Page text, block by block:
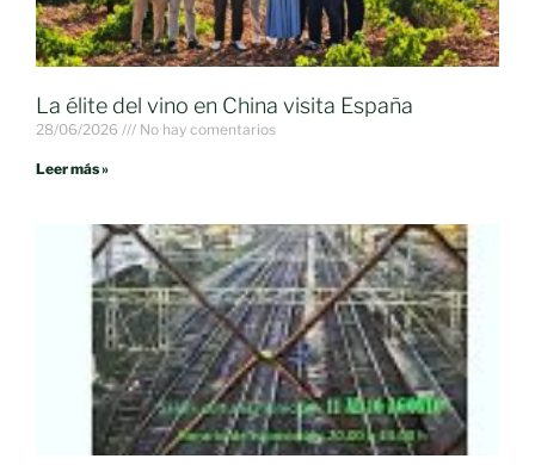
La élite del vino en China visita España
28/06/2026 No hay comentarios
Leer más »